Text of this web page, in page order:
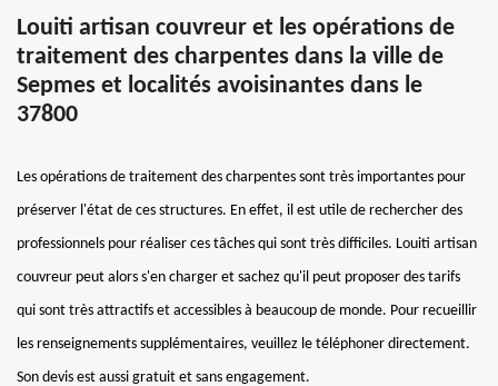
Louiti artisan couvreur et les opérations de
traitement des charpentes dans la ville de
Sepmes et localités avoisinantes dans le
37800
Les opérations de traitement des charpentes sont très importantes pour
préserver l'état de ces structures. En effet, il est utile de rechercher des
professionnels pour réaliser ces tâches qui sont très difficiles. Louiti artisan
couvreur peut alors s'en charger et sachez qu'il peut proposer des tarifs
qui sont très attractifs et accessibles à beaucoup de monde. Pour recueillir
les renseignements supplémentaires, veuillez le téléphoner directement.
Son devis est aussi gratuit et sans engagement.